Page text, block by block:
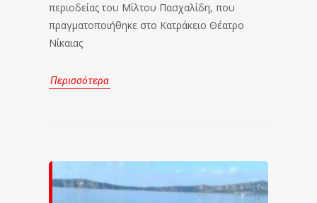
περιοδείας του Μίλτου Πασχαλίδη, που
πραγματοποιήθηκε στο Κατράκειο Θέατρο
Νίκαιας
Περισσότερα